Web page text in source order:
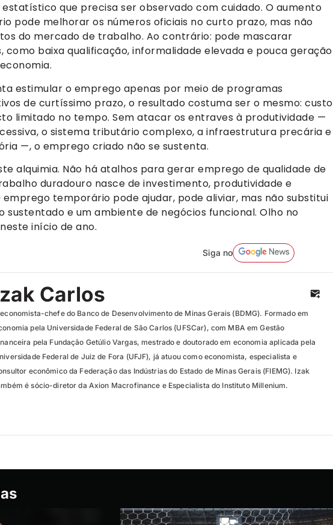
que precisa ser observado com cuidado. O aumento
pode melhorar os números oficiais no curto prazo, mas não
do mercado de trabalho. Ao contrário: pode mascarar
como baixa qualificação, informalidade elevada e pouca geração
estimular o emprego apenas por meio de programas
de curtíssimo prazo, o resultado costuma ser o mesmo: custo
limitado no tempo. Sem atacar os entraves à produtividade —
o sistema tributário complexo, a infraestrutura precária e
—, o emprego criado não se sustenta.
alquimia. Não há atalhos para gerar emprego de qualidade de
duradouro nasce de investimento, produtividade e
temporário pode ajudar, pode aliviar, mas não substitui
sustentado e um ambiente de negócios funcional. Olho no
início de ano.
Siga no
Carlos
economista-chefe do Banco de Desenvolvimento de Minas Gerais (BDMG). Formado em
pela Universidade Federal de São Carlos (UFSCar), com MBA em Gestão
pela Fundação Getúlio Vargas, mestrado e doutorado em economia aplicada pela
Federal de Juiz de Fora (UFJF), já atuou como economista, especialista e
econômico da Federação das Indústrias do Estado de Minas Gerais (FIEMG). Izak
é sócio-diretor da Axion Macrofinance e Especialista do Instituto Millenium.